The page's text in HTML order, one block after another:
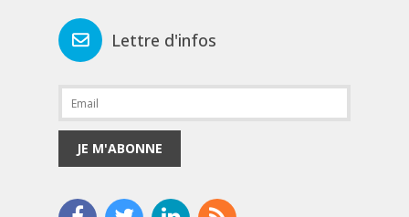
Lettre d'infos
JE M'ABONNE